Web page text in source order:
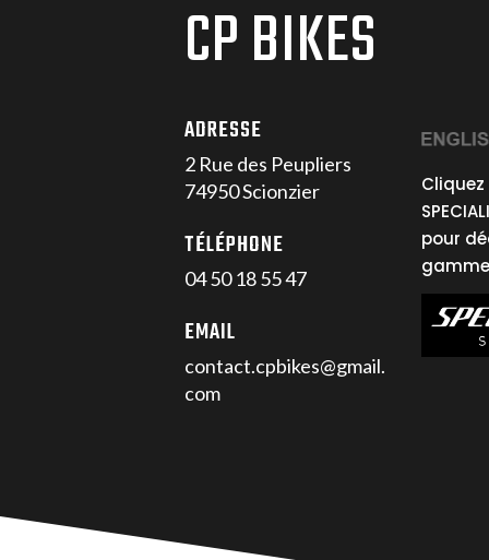
CP BIKES
ADRESSE
2 Rue des Peupliers
74950 Scionzier
TÉLÉPHONE
04 50 18 55 47
EMAIL
contact.cpbikes@gmail.
com
pour